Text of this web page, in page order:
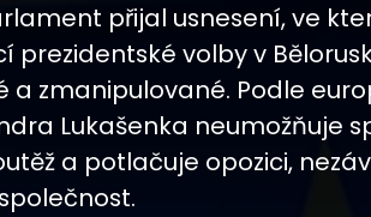
přijal usnesení, ve
prezidentské volby v
a zmanipulované. Podle
Lukašenka neumožňuje
a potlačuje opozici,